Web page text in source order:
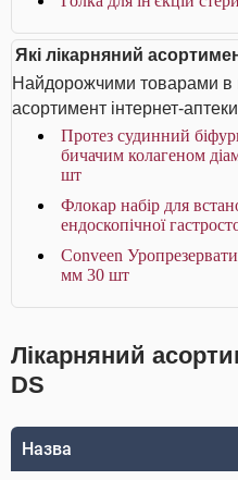
Які лікарняний
Найдорожчими товарами в
асортимент інтернет-
Протез судинний
бичачим колагеном
шт
Флокар набір для
ендоскопічної
Conveen
мм 30 шт
Лікарняний
DS
Назва